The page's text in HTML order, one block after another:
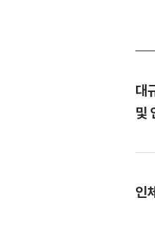
대
및
인